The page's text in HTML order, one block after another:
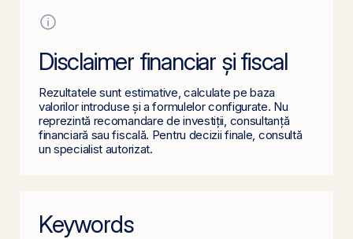
Disclaimer financiar și fiscal
Rezultatele sunt estimative, calculate pe baza
valorilor introduse și a formulelor configurate. Nu
reprezintă recomandare de investiții, consultanță
financiară sau fiscală. Pentru decizii finale, consultă
un specialist autorizat.
Keywords